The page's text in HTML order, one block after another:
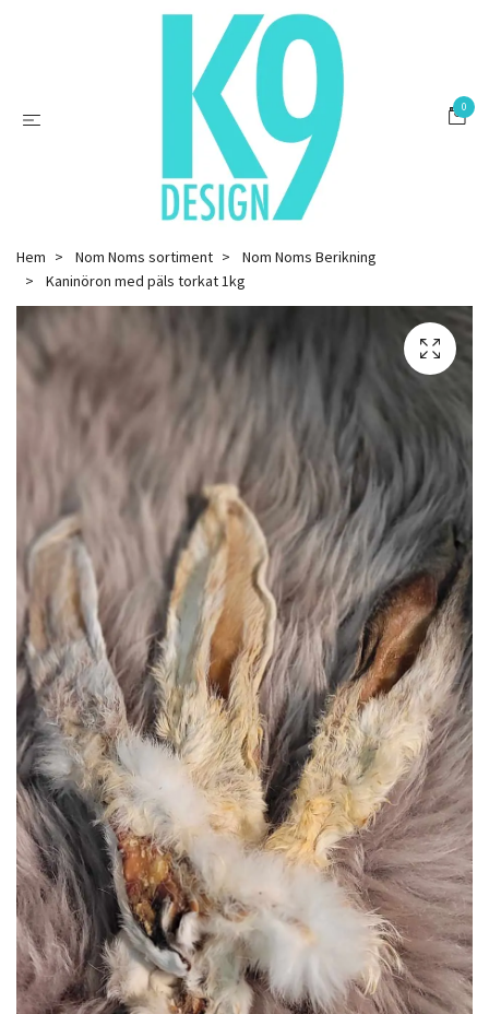
0
Hem Nom Noms sortiment
Nom Noms Berikning
Kaninöron med päls torkat 1kg